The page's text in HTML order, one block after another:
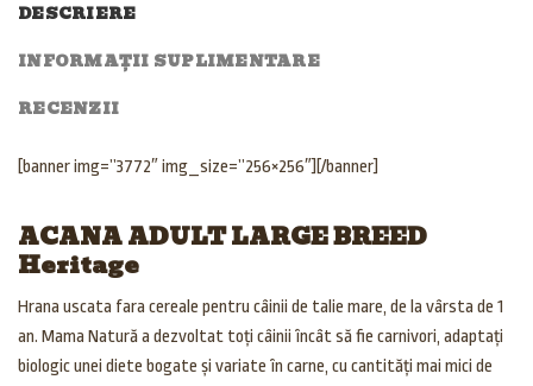
DESCRIERE
INFORMAȚII SUPLIMENTARE
RECENZII
[banner img=”3772″ img_size=”256×256″][/banner]
ACANA ADULT LARGE BREED
Heritage
Hrana uscata fara cereale pentru câinii de talie mare, de la vârsta de 1
an. Mama Natură a dezvoltat toți câinii încât să fie carnivori, adaptați
biologic unei diete bogate și variate în carne, cu cantități mai mici de